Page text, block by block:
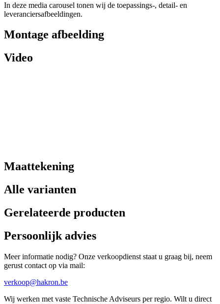
In deze media carousel tonen wij de toepassings-, detail- en
leveranciersafbeeldingen.
Montage afbeelding
Video
Maattekening
Alle varianten
Gerelateerde producten
Persoonlijk advies
Meer informatie nodig? Onze verkoopdienst staat u graag bij, neem
gerust contact op via mail:
verkoop@hakron.be
Wij werken met vaste Technische Adviseurs per regio. Wilt u direct